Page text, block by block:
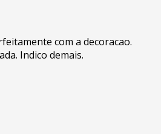
com a decoracao.
Indico demais.